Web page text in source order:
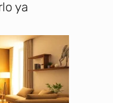
ya